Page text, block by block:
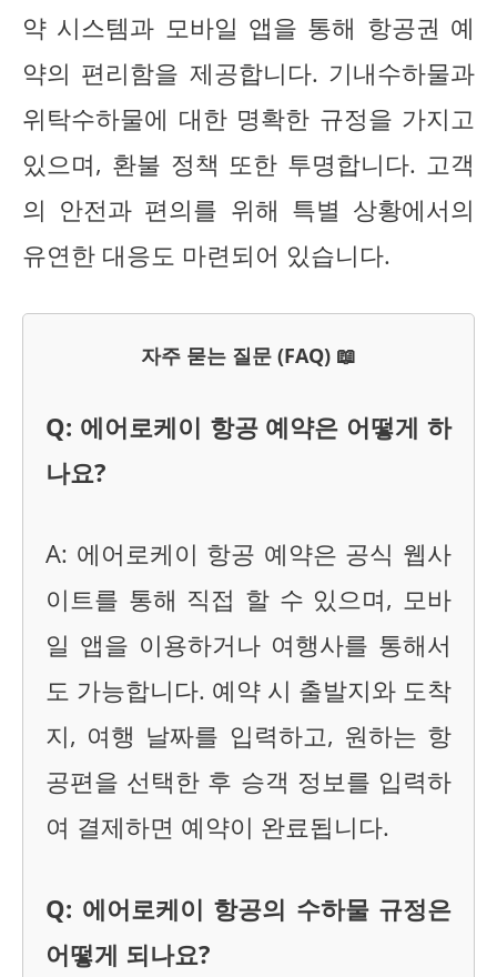
약 시스템과 모바일 앱을 통해 항공권 예
약의 편리함을 제공합니다. 기내수하물과
위탁수하물에 대한 명확한 규정을 가지고
있으며, 환불 정책 또한 투명합니다. 고객
의 안전과 편의를 위해 특별 상황에서의
유연한 대응도 마련되어 있습니다.
자주 묻는 질문 (FAQ) 📖
Q: 에어로케이 항공 예약은 어떻게 하
나요?
A: 에어로케이 항공 예약은 공식 웹사
이트를 통해 직접 할 수 있으며, 모바
일 앱을 이용하거나 여행사를 통해서
도 가능합니다. 예약 시 출발지와 도착
지, 여행 날짜를 입력하고, 원하는 항
공편을 선택한 후 승객 정보를 입력하
여 결제하면 예약이 완료됩니다.
Q: 에어로케이 항공의 수하물 규정은
어떻게 되나요?